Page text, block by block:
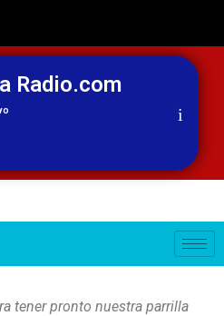
Radio.com
tener pronto nuestra parrilla